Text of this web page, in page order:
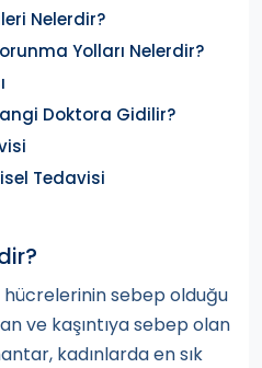
Nelerdir?
Yolları Nelerdir?
Doktora Gidilir?
Tedavisi
sebep olduğu
ve kaşıntıya sebep olan
kadınlarda en sık